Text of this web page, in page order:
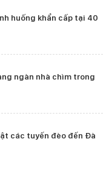
huống khẩn cấp tại 40
ngàn nhà chìm trong
các tuyến đèo đến Đà